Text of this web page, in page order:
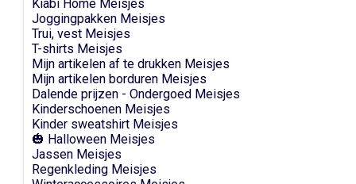
Kiabi Home Meisjes
Joggingpakken Meisjes
Trui, vest Meisjes
T-shirts Meisjes
Mijn artikelen af te drukken Meisjes
Mijn artikelen borduren Meisjes
Dalende prijzen - Ondergoed Meisjes
Kinderschoenen Meisjes
Kinder sweatshirt Meisjes
🎃 Halloween Meisjes
Jassen Meisjes
Regenkleding Meisjes